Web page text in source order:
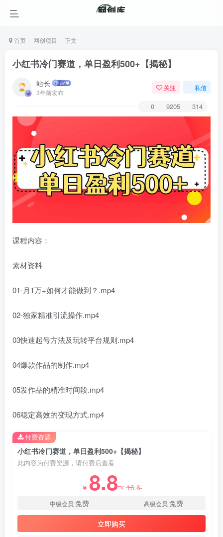
首页 网创项目 正文
小红书冷门赛道，单日盈利500+【揭秘】
站长
3年前发布
关注 私信
0 9205 314
课程内容：
素材资料
01-月1万+如何才能做到？.mp4
02-独家精准引流操作.mp4
03快速起号方法及玩转平台规则.mp4
04爆款作品的制作.mp4
05发作品的精准时间段.mp4
06稳定高效的变现方式.mp4
小红书冷门赛道，单日盈利500+【揭秘】
此内容为付费资源，请付费后查看
￥ 8.8￥18.8
中级会员 免费 高级会员 免费
立即购买
付费资源